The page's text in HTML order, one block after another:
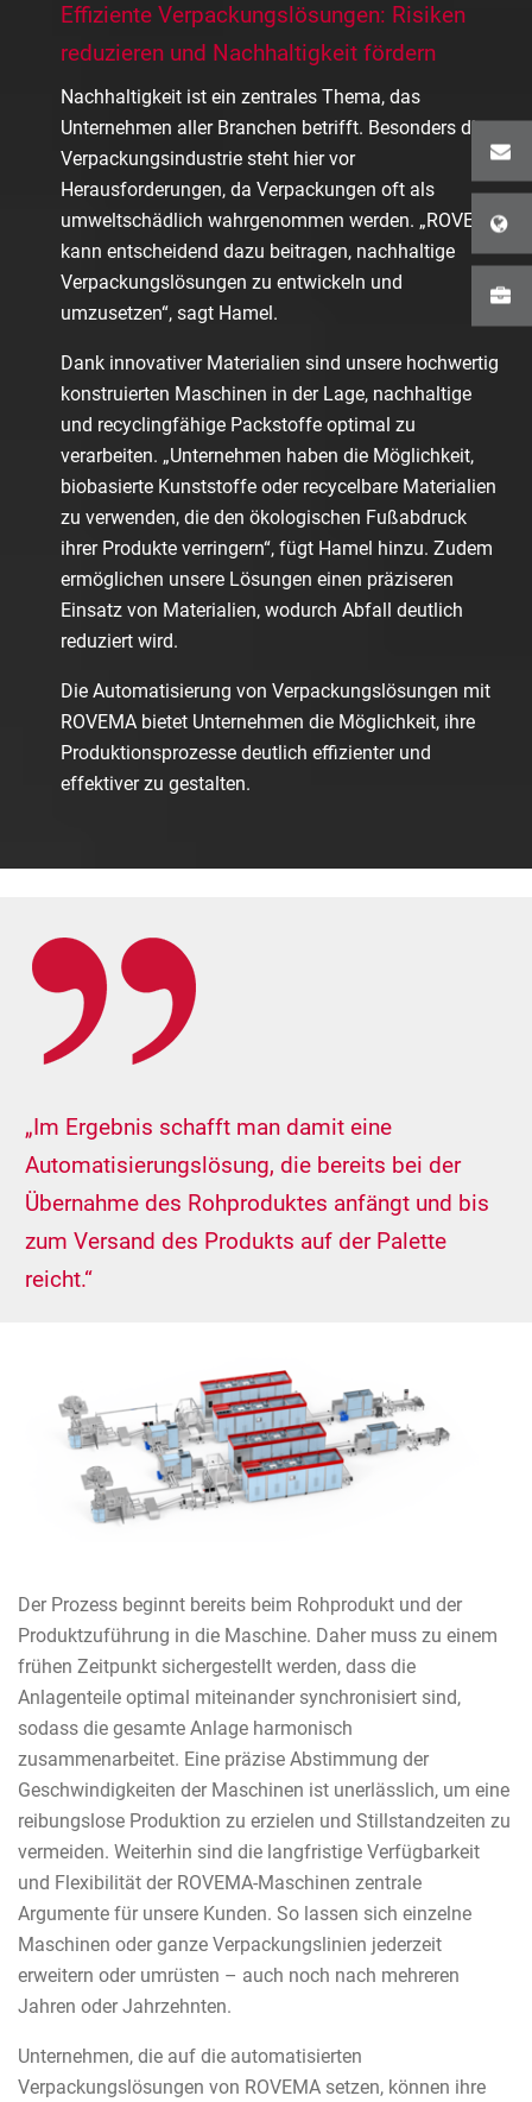
Effiziente Verpackungslösungen: Risiken
reduzieren und Nachhaltigkeit fördern
Nachhaltigkeit ist ein zentrales Thema, das
Unternehmen aller Branchen betrifft. Besonders die
Verpackungsindustrie steht hier vor
Herausforderungen, da Verpackungen oft als
umweltschädlich wahrgenommen werden. „ROVEMA
kann entscheidend dazu beitragen, nachhaltige
Verpackungslösungen zu entwickeln und
umzusetzen“, sagt Hamel.
Dank innovativer Materialien sind unsere hochwertig
konstruierten Maschinen in der Lage, nachhaltige
und recyclingfähige Packstoffe optimal zu
verarbeiten. „Unternehmen haben die Möglichkeit,
biobasierte Kunststoffe oder recycelbare Materialien
zu verwenden, die den ökologischen Fußabdruck
ihrer Produkte verringern“, fügt Hamel hinzu. Zudem
ermöglichen unsere Lösungen einen präziseren
Einsatz von Materialien, wodurch Abfall deutlich
reduziert wird.
Die Automatisierung von Verpackungslösungen mit
ROVEMA bietet Unternehmen die Möglichkeit, ihre
Produktionsprozesse deutlich effizienter und
effektiver zu gestalten.
„Im Ergebnis schafft man damit eine
Automatisierungslösung, die bereits bei der
Übernahme des Rohproduktes anfängt und bis
zum Versand des Produkts auf der Palette
reicht.“
Der Prozess beginnt bereits beim Rohprodukt und der
Produktzuführung in die Maschine. Daher muss zu einem
frühen Zeitpunkt sichergestellt werden, dass die
Anlagenteile optimal miteinander synchronisiert sind,
sodass die gesamte Anlage harmonisch
zusammenarbeitet. Eine präzise Abstimmung der
Geschwindigkeiten der Maschinen ist unerlässlich, um eine
reibungslose Produktion zu erzielen und Stillstandzeiten zu
vermeiden. Weiterhin sind die langfristige Verfügbarkeit
und Flexibilität der ROVEMA-Maschinen zentrale
Argumente für unsere Kunden. So lassen sich einzelne
Maschinen oder ganze Verpackungslinien jederzeit
erweitern oder umrüsten – auch noch nach mehreren
Jahren oder Jahrzehnten.
Unternehmen, die auf die automatisierten
Verpackungslösungen von ROVEMA setzen, können ihre